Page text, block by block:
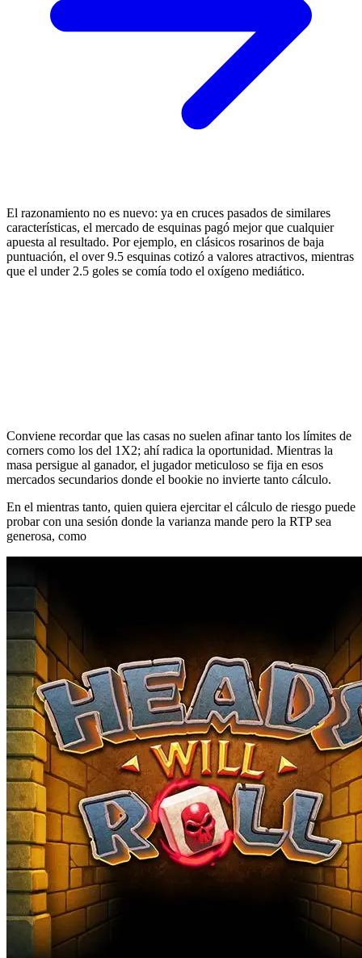
El razonamiento no es nuevo: ya en cruces pasados de similares
características, el mercado de esquinas pagó mejor que cualquier
apuesta al resultado. Por ejemplo, en clásicos rosarinos de baja
puntuación, el over 9.5 esquinas cotizó a valores atractivos, mientras
que el under 2.5 goles se comía todo el oxígeno mediático.
Conviene recordar que las casas no suelen afinar tanto los límites de
corners como los del 1X2; ahí radica la oportunidad. Mientras la
masa persigue al ganador, el jugador meticuloso se fija en esos
mercados secundarios donde el bookie no invierte tanto cálculo.
En el mientras tanto, quien quiera ejercitar el cálculo de riesgo puede
probar con una sesión donde la varianza mande pero la RTP sea
generosa, como